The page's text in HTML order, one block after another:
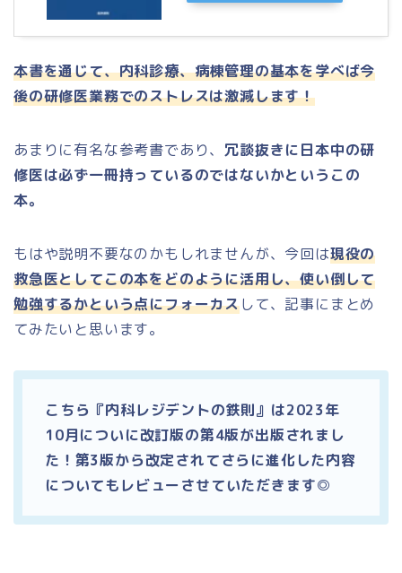
本書を通じて、内科診療、病棟管理の基本を学べば今
後の研修医業務でのストレスは激減します！
あまりに有名な参考書であり、 冗談抜きに日本中の研
修医は必ず一冊持っているのではないかというこの
本。
もはや説明不要なのかもしれませんが、今回は現役の
救急医としてこの本をどのように活用し、使い倒して
勉強するかという点にフォーカスして、記事にまとめ
てみたいと思います。
こちら『内科レジデントの鉄則』は2023年
10月についに改訂版の第4版が出版されまし
た！第3版から改定されてさらに進化した内容
についてもレビューさせていただきます◎